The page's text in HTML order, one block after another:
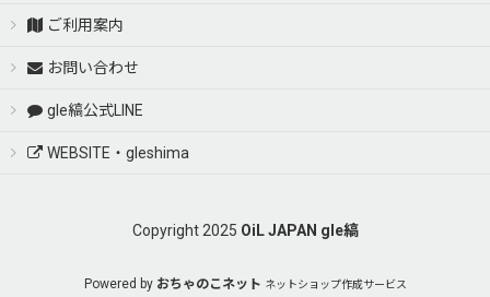
ご利用案内
お問い合わせ
gle縞公式LINE
WEBSITE・gleshima
Copyright 2025 OiL JAPAN gle縞
Powered by おちゃのこネット ネットショップ作成サービス